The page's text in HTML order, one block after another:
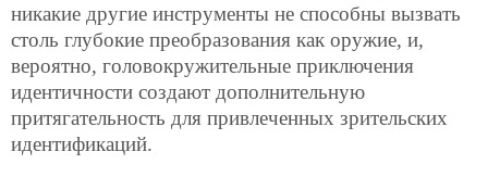
никакие другие инструменты не способны вызвать
столь глубокие преобразования как оружие, и,
вероятно, головокружительные приключения
идентичности создают дополнительную
притягательность для привлеченных зрительских
идентификаций.